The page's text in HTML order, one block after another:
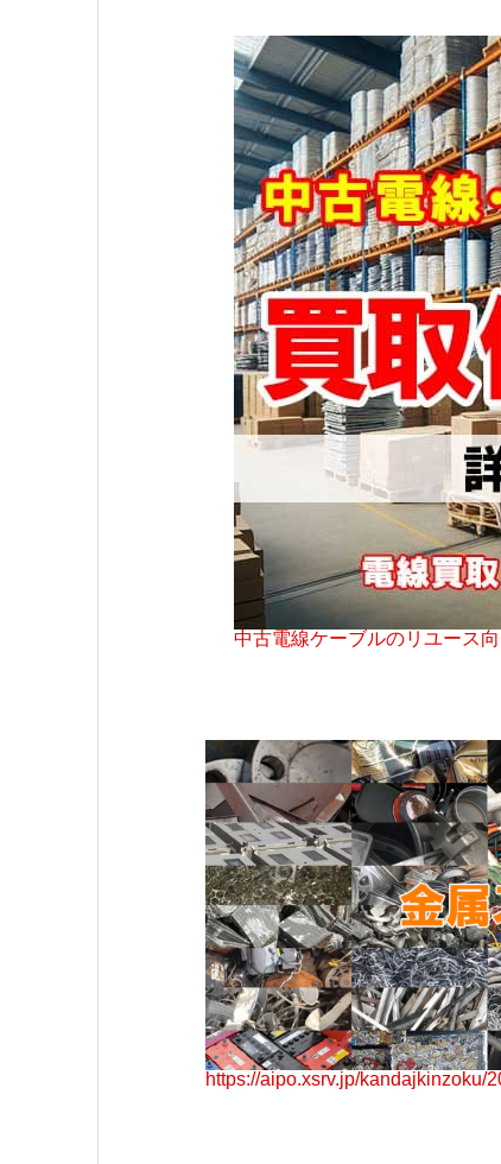
中古電線ケーブルのリユース
https://aipo.xsrv.jp/kandajkinzoku/